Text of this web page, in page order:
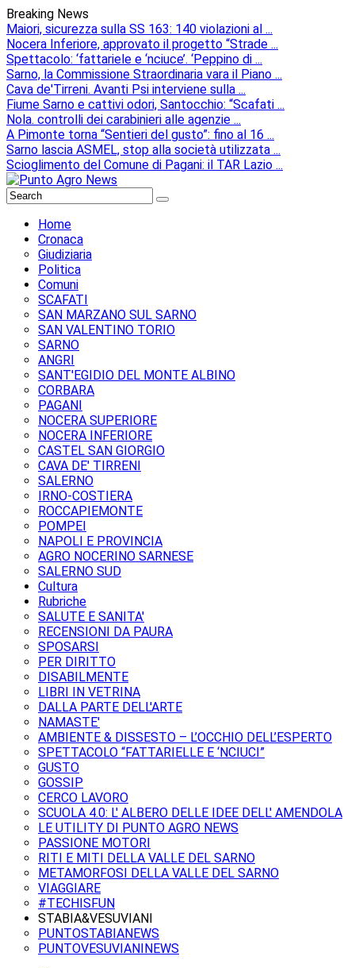
Breaking News
Maiori, sicurezza sulla SS 163: 140 violazioni al ...
Nocera Inferiore, approvato il progetto “Strade ...
Spettacolo: ‘fattariele e ‘nciuce’. ‘Peppino di ...
Sarno, la Commissione Straordinaria vara il Piano ...
Cava de'Tirreni. Avanti Psi interviene sulla ...
Fiume Sarno e cattivi odori, Santocchio: “Scafati ...
Nola. controlli dei carabinieri alle agenzie ...
A Pimonte torna “Sentieri del gusto”: fino al 16 ...
Sarno lascia ASMEL, stop alla società utilizzata ...
Scioglimento del Comune di Pagani: il TAR Lazio ...
Home
Cronaca
Giudiziaria
Politica
Comuni
SCAFATI
SAN MARZANO SUL SARNO
SAN VALENTINO TORIO
SARNO
ANGRI
SANT'EGIDIO DEL MONTE ALBINO
CORBARA
PAGANI
NOCERA SUPERIORE
NOCERA INFERIORE
CASTEL SAN GIORGIO
CAVA DE' TIRRENI
SALERNO
IRNO-COSTIERA
ROCCAPIEMONTE
POMPEI
NAPOLI E PROVINCIA
AGRO NOCERINO SARNESE
SALERNO SUD
Cultura
Rubriche
SALUTE E SANITA'
RECENSIONI DA PAURA
SPOSARSI
PER DIRITTO
DISABILMENTE
LIBRI IN VETRINA
DALLA PARTE DELL'ARTE
NAMASTE'
AMBIENTE & DISSESTO – L’OCCHIO DELL’ESPERTO
SPETTACOLO “FATTARIELLE E ‘NCIUCI”
GUSTO
GOSSIP
CERCO LAVORO
SCUOLA 4.0: L' ALBERO DELLE IDEE DELL' AMENDOLA
LE UTILITY DI PUNTO AGRO NEWS
PASSIONE MOTORI
RITI E MITI DELLA VALLE DEL SARNO
METAMORFOSI DELLA VALLE DEL SARNO
VIAGGIARE
#TECHISFUN
STABIA&VESUVIANI
PUNTOSTABIANEWS
PUNTOVESUVIANINEWS